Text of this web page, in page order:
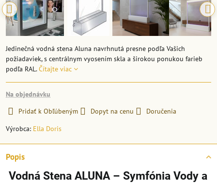
Jedinečná vodná stena Aluna navrhnutá presne podľa Vašich
požiadaviek, s centrálnym vyosením skla a širokou ponukou farieb
podľa RAL.Čítajte viac
Na objednávku
Pridať k Obľúbeným
Dopyt na cenu
Doručenia
Výrobca: Ella Doris
Popis
Vodná Stena ALUNA – Symfónia Vody a